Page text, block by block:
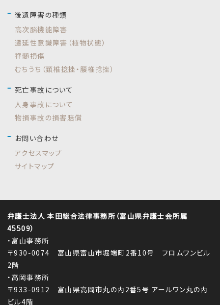
後遺障害の種類
高次脳機能障害
遷延性意識障害（植物状態）
脊髄損傷
むちうち（頚椎捻挫・腰椎捻挫）
死亡事故について
人身事故について
物損事故の損害賠償
お問い合わせ
アクセスマップ
サイトマップ
弁護士法人 本田総合法律事務所（富山県弁護士会所属
45509）
・富山事務所
〒930-0074 富山県富山市堀端町2番10号 フロムワンビル
2階
・高岡事務所
〒933-0912 富山県高岡市丸の内2番5号 アールワン丸の内
ビル4階